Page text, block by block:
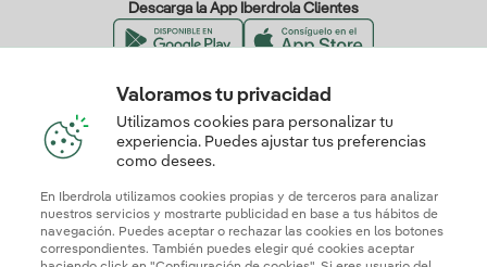
Descarga la App Iberdrola Clientes
Nuestros certificados de confianza
Valoramos tu privacidad
Utilizamos cookies para personalizar tu
experiencia. Puedes ajustar tus preferencias
como desees.
En Iberdrola utilizamos cookies propias y de terceros para analizar
nuestros servicios y mostrarte publicidad en base a tus hábitos de
navegación. Puedes aceptar o rechazar las cookies en los botones
correspondientes. También puedes elegir qué cookies aceptar